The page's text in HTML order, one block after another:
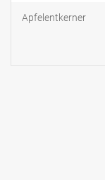
Apfelentkerner